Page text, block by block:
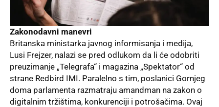
Zakonodavni manevri
Britanska ministarka javnog informisanja i medija,
Lusi Frejzer, nalazi se pred odlukom da li će odobriti
preuzimanje „Telegrafa“ i magazina „Spektator“ od
strane Redbird IMI. Paralelno s tim, poslanici Gornjeg
doma parlamenta razmatraju amandman na zakon o
digitalnim tržištima, konkurenciji i potrošačima. Ovaj